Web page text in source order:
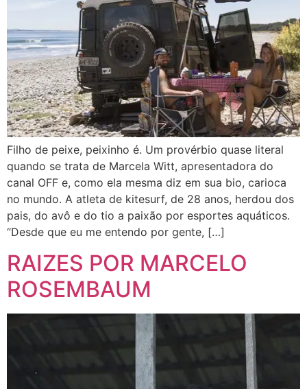
Filho de peixe, peixinho é. Um provérbio quase literal
quando se trata de Marcela Witt, apresentadora do
canal OFF e, como ela mesma diz em sua bio, carioca
no mundo. A atleta de kitesurf, de 28 anos, herdou dos
pais, do avô e do tio a paixão por esportes aquáticos.
“Desde que eu me entendo por gente, […]
RAIZES POR MARCELO
ROSEMBAUM